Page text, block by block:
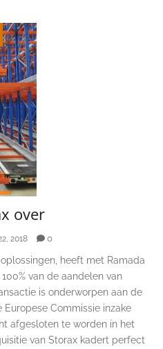
over
2018 0
heeft met Ramada
van de aandelen van
is onderworpen aan de
Commissie inzake
afgesloten te worden in het
van Storax kadert perfect